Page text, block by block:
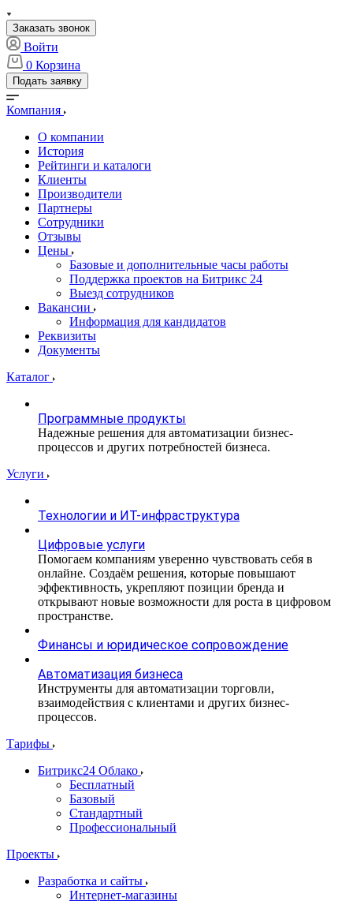
Заказать звонок
Войти
0 Корзина
Подать заявку
Компания
О компании
История
Рейтинги и каталоги
Клиенты
Производители
Партнеры
Сотрудники
Отзывы
Цены
Базовые и дополнительные часы работы
Поддержка проектов на Битрикс 24
Выезд сотрудников
Вакансии
Информация для кандидатов
Реквизиты
Документы
Каталог
Программные продукты
Надежные решения для автоматизации бизнес-
процессов и других потребностей бизнеса.
Услуги
Технологии и ИТ-инфраструктура
Цифровые услуги
Помогаем компаниям уверенно чувствовать себя в
онлайне. Создаём решения, которые повышают
эффективность, укрепляют позиции бренда и
открывают новые возможности для роста в цифровом
пространстве.
Финансы и юридическое сопровождение
Автоматизация бизнеса
Инструменты для автоматизации торговли,
взаимодействия с клиентами и других бизнес-
процессов.
Тарифы
Битрикс24 Облако
Бесплатный
Базовый
Стандартный
Профессиональный
Проекты
Разработка и сайты
Интернет-магазины